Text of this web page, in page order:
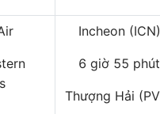
Incheon (ICN)
6 giờ 55 phút
Thượng Hải